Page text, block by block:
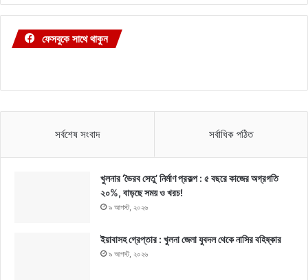
ফেসবুকে সাথে থাকুন
সর্বশেষ সংবাদ সর্বাধিক পঠিত
খুলনার ‘ভৈরব সেতু’ নির্মাণ প্রকল্প : ৫ বছরে কাজের অগ্রগতি
২০%, বাড়ছে সময় ও খরচ!
৯ আগস্ট, ২০২৬
ইয়াবাসহ গ্রেপ্তার : খুলনা জেলা যুবদল থেকে নাসির বহিষ্কার
৯ আগস্ট, ২০২৬